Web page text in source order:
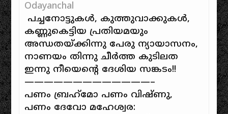
Odayanchal
പച്ചനോട്ടുകൾ, കുത്തുവാക്കുകൾ,
കണ്ണുകെട്ടിയ പ്രതിയമയും
അന്ധതയ്‌ക്കിന്നു പേരു ന്യായാസനം,
നാണയം തിന്നു ചീർത്ത കുടിലത
ഇന്നു നീയെന്റെ ദേശിയ സങ്കടം!!
—————————————–
പണം‌ ബ്രഹ്‌മോ പണം‌ വിഷ്‌ണു,
പണം‌ ദേവോ മഹേശ്വര: